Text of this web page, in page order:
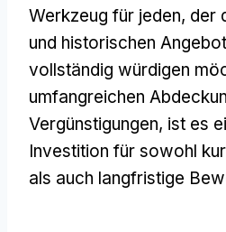
Werkzeug für jeden, der
und historischen
vollständig würdigen
umfangreichen
Vergünstigungen, ist es
Investition für sowohl
als auch langfristige